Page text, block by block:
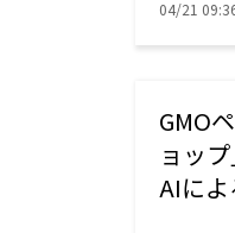
04/21
GMO
ョッ
AIに